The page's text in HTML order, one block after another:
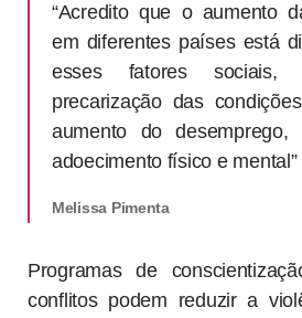
“Acredito que o aumento
em diferentes países está
esses fatores sociais,
precarização das
aumento do
adoecimento físico e mental”
Melissa Pimenta
Programas de
conflitos podem reduzir a